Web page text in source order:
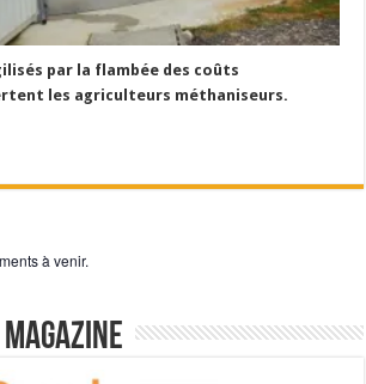
par la flambée des coûts
les agriculteurs méthaniseurs.
à venir.